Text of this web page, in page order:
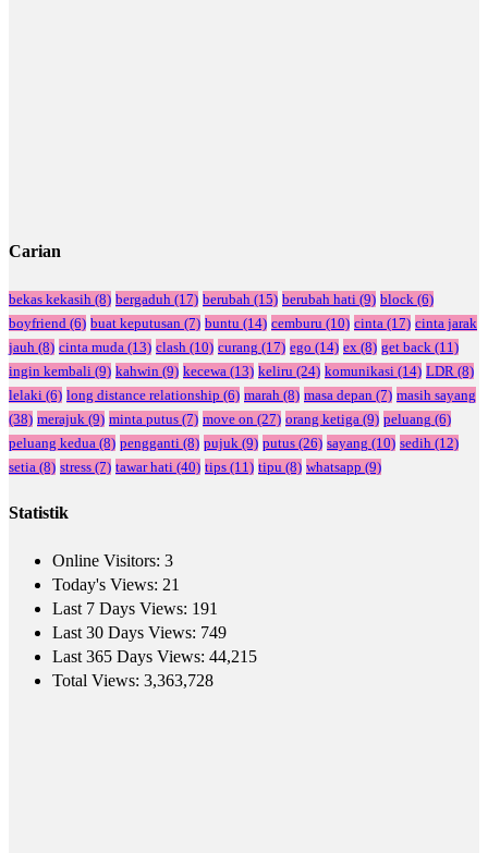
Carian
bekas kekasih (8) bergaduh (17) berubah (15) berubah hati (9) block (6)
boyfriend (6) buat keputusan (7) buntu (14) cemburu (10) cinta (17) cinta jarak
jauh (8) cinta muda (13) clash (10) curang (17) ego (14) ex (8) get back (11)
ingin kembali (9) kahwin (9) kecewa (13) keliru (24) komunikasi (14) LDR (8)
lelaki (6) long distance relationship (6) marah (8) masa depan (7) masih sayang
(38) merajuk (9) minta putus (7) move on (27) orang ketiga (9) peluang (6)
peluang kedua (8) pengganti (8) pujuk (9) putus (26) sayang (10) sedih (12)
setia (8) stress (7) tawar hati (40) tips (11) tipu (8) whatsapp (9)
Statistik
Online Visitors: 3
Today's Views: 21
Last 7 Days Views: 191
Last 30 Days Views: 749
Last 365 Days Views: 44,215
Total Views: 3,363,728